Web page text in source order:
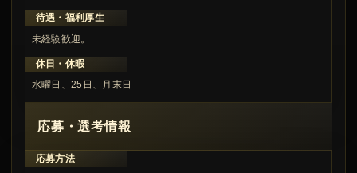
待遇・福利厚生
未経験歓迎。
休日・休暇
水曜日、25日、月末日
応募・選考情報
応募方法